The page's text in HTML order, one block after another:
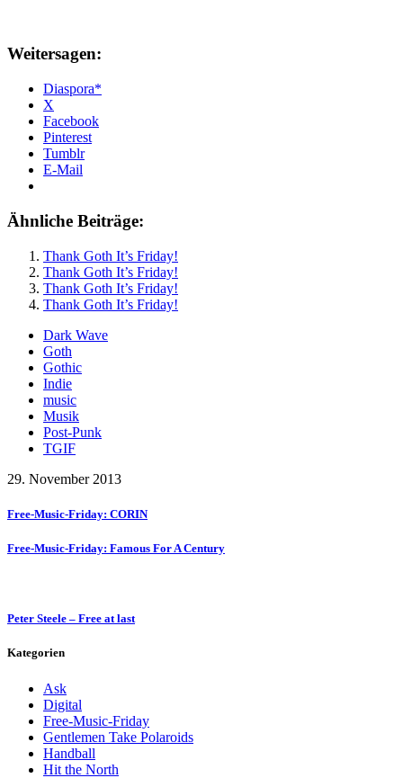
Weitersagen:
Diaspora*
X
Facebook
Pinterest
Tumblr
E-Mail
Ähnliche Beiträge:
Thank Goth It’s Friday!
Thank Goth It’s Friday!
Thank Goth It’s Friday!
Thank Goth It’s Friday!
Dark Wave
Goth
Gothic
Indie
music
Musik
Post-Punk
TGIF
29. November 2013
Free-Music-Friday: CORIN
Free-Music-Friday: Famous For A Century
Peter Steele – Free at last
Kategorien
Ask
Digital
Free-Music-Friday
Gentlemen Take Polaroids
Handball
Hit the North